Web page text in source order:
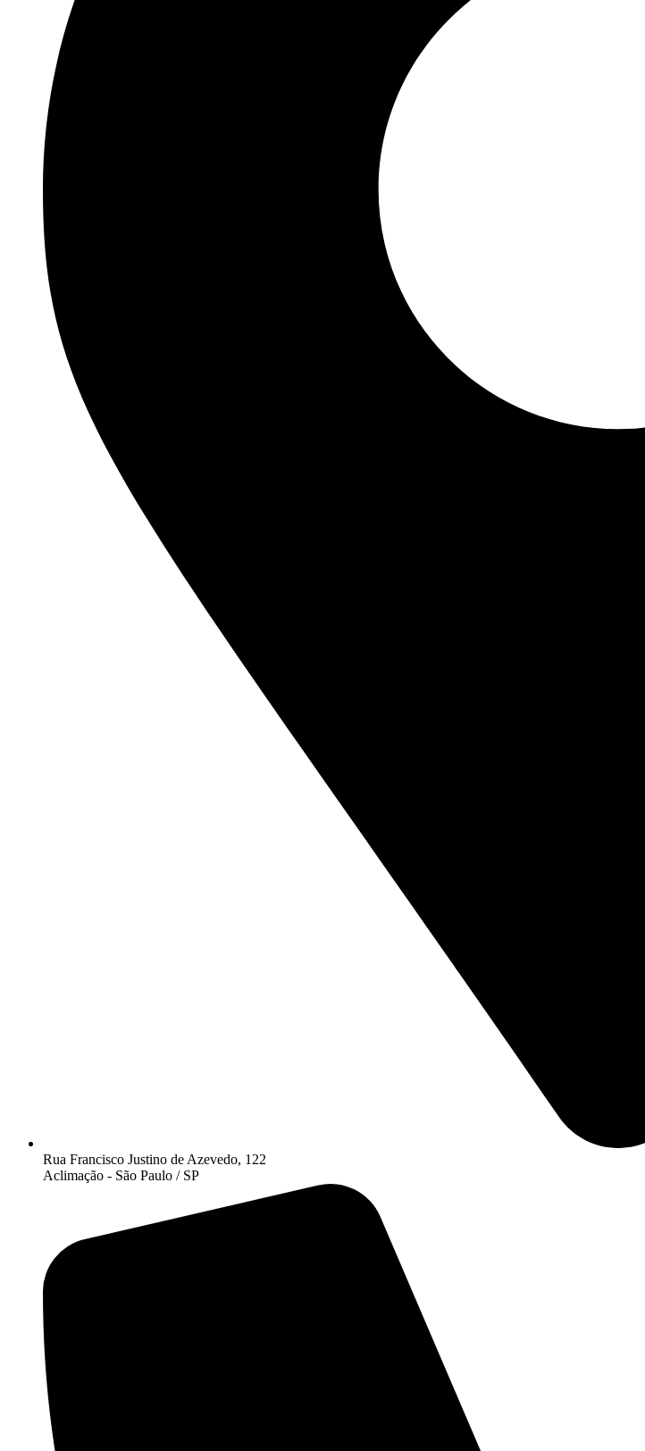
Rua Francisco Justino de Azevedo, 122
Aclimação - São Paulo / SP